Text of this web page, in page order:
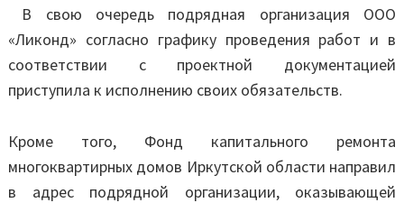
В свою очередь подрядная организация ООО
«Ликонд» согласно графику проведения работ и в
соответствии с проектной документацией
приступила к исполнению своих обязательств.
Кроме того, Фонд капитального ремонта
многоквартирных домов Иркутской области направил
в адрес подрядной организации, оказывающей